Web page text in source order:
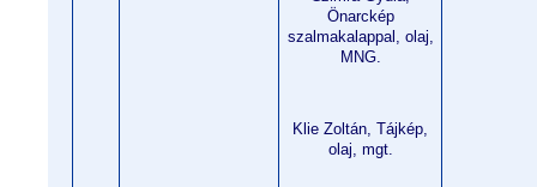
Önarckép
szalmakalappal, olaj,
MNG.
Klie Zoltán, Tájkép,
olaj, mgt.